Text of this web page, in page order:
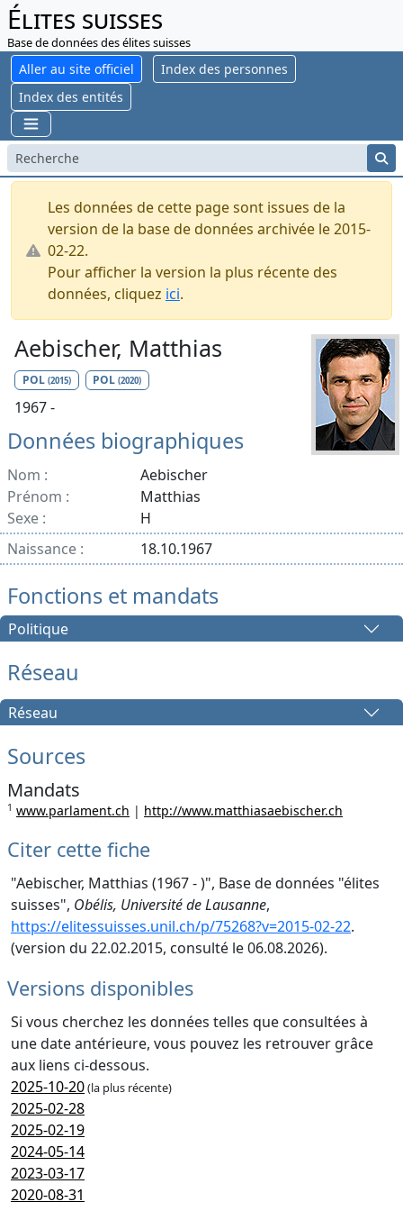
Élites suisses
Base de données des élites suisses
Aller au site officiel
Index des personnes
Index des entités
Les données de cette page sont issues de la
version de la base de données archivée le 2015-
02-22.
Pour afficher la version la plus récente des
données, cliquez ici.
Aebischer, Matthias
POL (2015) POL(2020)
1967 -
Données biographiques
Nom :
Aebischer
Prénom :
Matthias
Sexe :
H
Naissance :
18.10.1967
Fonctions et mandats
Politique
Réseau
Réseau
Sources
Mandats
1 www.parlament.ch | http://www.matthiasaebischer.ch
Citer cette fiche
"Aebischer, Matthias (1967 - )", Base de données "élites
suisses", Obélis, Université de Lausanne,
https://elitessuisses.unil.ch/p/75268?v=2015-02-22.
(version du 22.02.2015, consulté le 06.08.2026).
Versions disponibles
Si vous cherchez les données telles que consultées à
une date antérieure, vous pouvez les retrouver grâce
aux liens ci-dessous.
2025-10-20(la plus récente)
2025-02-28
2025-02-19
2024-05-14
2023-03-17
2020-08-31